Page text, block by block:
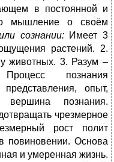
в постоянной и
мышление о своём
сознании:Имеет 3
растений. 2.
животных. 3. Разум –
познания
опыт,
познания.
чрезмерное
рост полит
повиновении. Основа
и умеренная жизнь.